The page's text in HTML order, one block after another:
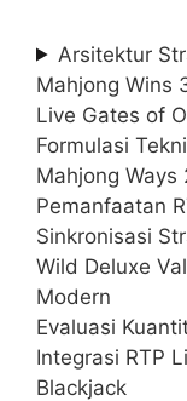
Arsitektur
Mahjong Wins
Live Gates of
Formulasi
Mahjong Ways
Pemanfaatan
Sinkronisasi
Wild Deluxe
Modern
Evaluasi
Integrasi RTP
Blackjack